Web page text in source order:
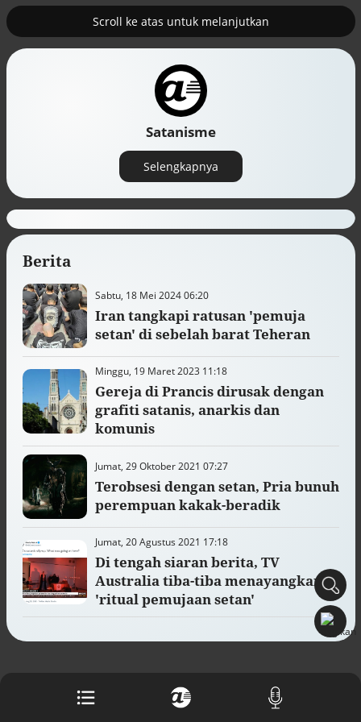
Scroll ke atas untuk melanjutkan
Satanisme
Selengkapnya
Berita
Sabtu, 18 Mei 2024 06:20
Iran tangkapi ratusan 'pemuja
setan' di sebelah barat Teheran
Minggu, 19 Maret 2023 11:18
Gereja di Prancis dirusak dengan
grafiti satanis, anarkis dan
komunis
Jumat, 29 Oktober 2021 07:27
Terobsesi dengan setan, Pria bunuh
perempuan kakak-beradik
Jumat, 20 Agustus 2021 17:18
Di tengah siaran berita, TV
Australia tiba-tiba menayangkan
'ritual pemujaan setan'
nuklir
Pemulihan ekonomi Aceh terus
diakselerasi
Efek jera untuk pejabat abai LHKPN
Alinea.id - Peristiwa
Buku berusia 900 tahun ditemukan di
arsip rahasia Vatikan, ada prediksi
tahun Kiamat
Alinea.id - Peristiwa
terhadap PMI di Malaysia
Alinea.id - Peristiwa
DPR minta penerbitan sertifikat pagar
Alinea.id - Peristiwa
Mungkinkah duet Anies-Ahok terealisasi
di Pilpres 2029?
Alinea.id - Politik
Alinea.id - Peristiwa